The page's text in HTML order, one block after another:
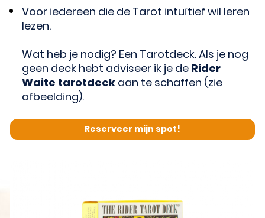
Voor iedereen die de Tarot intuïtief wil leren
lezen.
Wat heb je nodig? Een Tarotdeck. Als je nog
geen deck hebt adviseer ik je de Rider
Waite tarotdeck aan te schaffen (zie
afbeelding).
Reserveer mijn spot!